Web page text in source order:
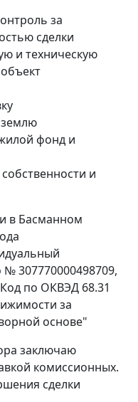
за
сделки
и техническую
фонд и
и
в Басманном
307770000498709,
по ОКВЭД 68.31
за
основе"
заключаю
комиссионных.
сделки